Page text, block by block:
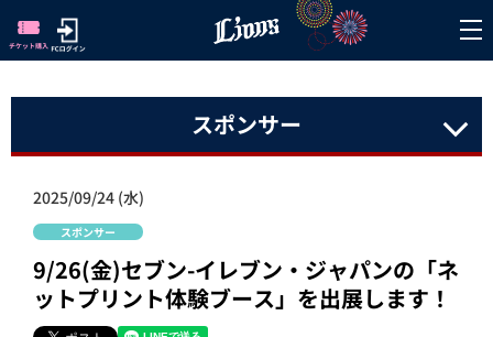
スポンサー
2025/09/24 (水)
スポンサー
9/26(金)セブン-イレブン・ジャパンの「ネ
ットプリント体験ブース」を出展します！